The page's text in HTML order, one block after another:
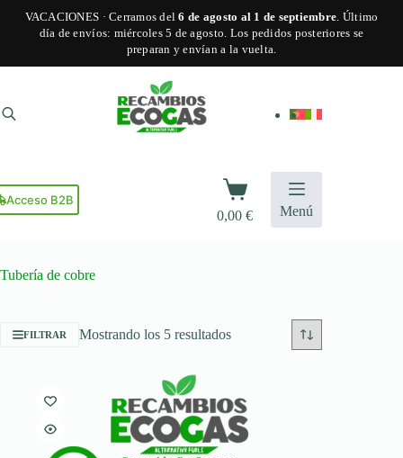
VACACIONES · Cerramos del6 de agosto al 1 de septiembre. Último
día de envíos: miércoles 5 de agosto. Los pedidos posteriores se
preparan y envían a la vuelta.
contenido
Acceso B2B
Carro
de
compra
0,00€ Menú
Tubería de cobre
FILTRAR Mostrando los 5 resultadosOrdenado